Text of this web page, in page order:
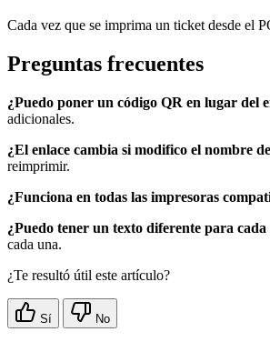
Cada vez que se imprima un ticket desde el
Preguntas frecuentes
¿Puedo poner un código QR en lugar del
adicionales.
¿El enlace cambia si modifico el nombre
reimprimir.
¿Funciona en todas las impresoras
¿Puedo tener un texto diferente para cada
cada una.
¿Te resultó útil este artículo?
Sí No